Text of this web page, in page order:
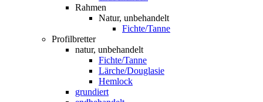
Rahmen
Natur, unbehandelt
Fichte/Tanne
Profilbretter
natur, unbehandelt
Fichte/Tanne
Lärche/Douglasie
Hemlock
grundiert